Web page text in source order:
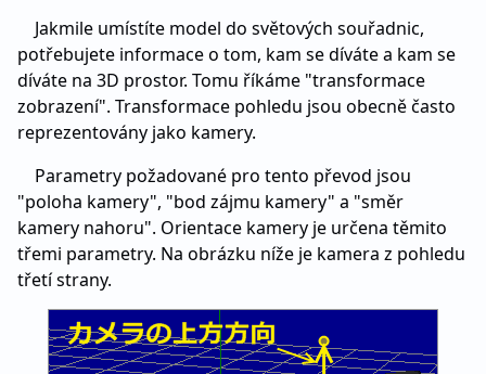
Jakmile umístíte model do světových souřadnic,
potřebujete informace o tom, kam se díváte a kam se
díváte na 3D prostor. Tomu říkáme "transformace
zobrazení". Transformace pohledu jsou obecně často
reprezentovány jako kamery.
Parametry požadované pro tento převod jsou
"poloha kamery", "bod zájmu kamery" a "směr
kamery nahoru". Orientace kamery je určena těmito
třemi parametry. Na obrázku níže je kamera z pohledu
třetí strany.